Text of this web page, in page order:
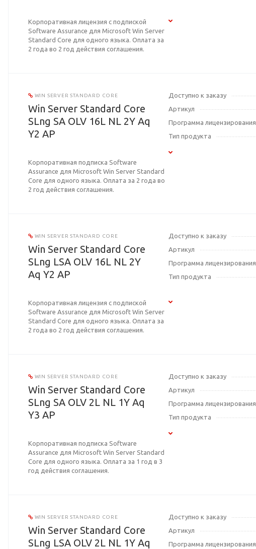
Корпоративная лицензия с подпиской
Software Assurance для Microsoft Win Server
Standard Core для одного языка. Оплата за
2 года во 2 год действия соглашения.
WIN SERVER STANDARD CORE
Win Server Standard Core
SLng SA OLV 16L NL 2Y Aq
Y2 AP
Корпоративная подписка Software
Assurance для Microsoft Win Server Standard
Core для одного языка. Оплата за 2 года во
2 год действия соглашения.
Доступно к заказу
Артикул
Программа лицензирования
Тип продукта
WIN SERVER STANDARD CORE
Win Server Standard Core
SLng LSA OLV 16L NL 2Y
Aq Y2 AP
Корпоративная лицензия с подпиской
Software Assurance для Microsoft Win Server
Standard Core для одного языка. Оплата за
2 года во 2 год действия соглашения.
Доступно к заказу
Артикул
Программа лицензирования
Тип продукта
WIN SERVER STANDARD CORE
Win Server Standard Core
SLng SA OLV 2L NL 1Y Aq
Y3 AP
Корпоративная подписка Software
Assurance для Microsoft Win Server Standard
Core для одного языка. Оплата за 1 год в 3
год действия соглашения.
Доступно к заказу
Артикул
Программа лицензирования
Тип продукта
WIN SERVER STANDARD CORE
Win Server Standard Core
SLng LSA OLV 2L NL 1Y Aq
Доступно к заказу
Артикул
Программа лицензирования